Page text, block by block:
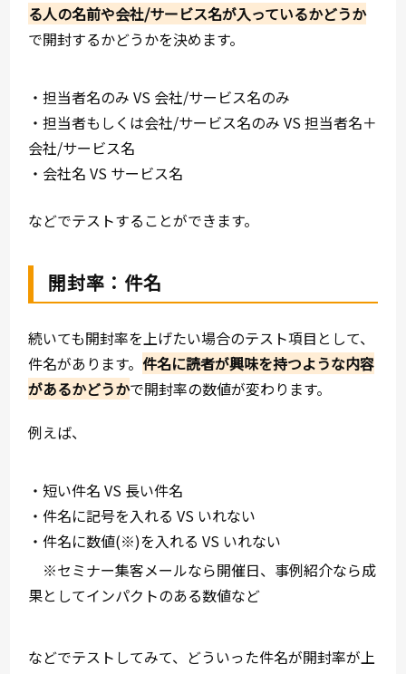
る人の名前や会社/サービス名が入っているかどうか
で開封するかどうかを決めます。
・担当者名のみ VS 会社/サービス名のみ
・担当者もしくは会社/サービス名のみ VS 担当者名＋
会社/サービス名
・会社名 VS サービス名
などでテストすることができます。
開封率：件名
続いても開封率を上げたい場合のテスト項目として、
件名があります。件名に読者が興味を持つような内容
があるかどうかで開封率の数値が変わります。
例えば、
・短い件名 VS 長い件名
・件名に記号を入れる VS いれない
・件名に数値(※)を入れる VS いれない
※セミナー集客メールなら開催日、事例紹介なら成
果としてインパクトのある数値など
などでテストしてみて、どういった件名が開封率が上